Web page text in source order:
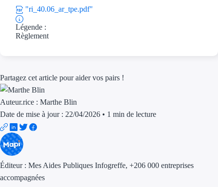
Outre-mer
"ri_40.06_ar_tpe.pdf"
Légende :
Règlement
Partagez cet article pour aider vos pairs !
Auteur.rice : Marthe Blin
Date de mise à jour : 22/04/2026 • 1 min de lecture
Éditeur : Mes Aides Publiques Infogreffe, +206 000 entreprises
accompagnées